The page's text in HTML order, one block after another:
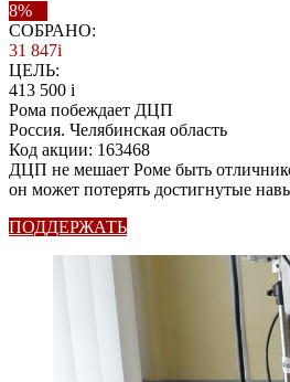
8%
СОБРАНО:
31 847i
ЦЕЛЬ:
413 500 i
Рома побеждает ДЦП
Россия. Челябинская область
Код акции: 163468
ДЦП не мешает Роме быть
он может потерять достигнутые
ПОДДЕРЖАТЬ